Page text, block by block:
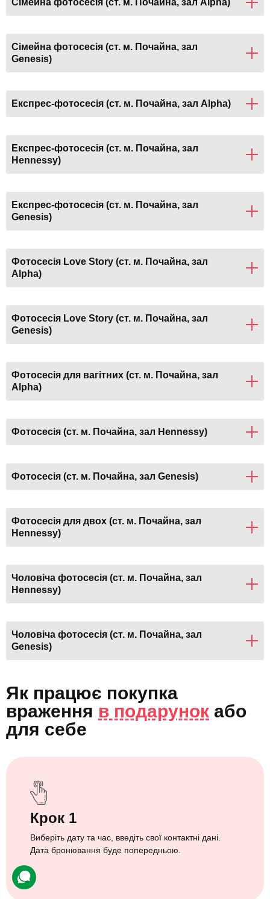
Сімейна фотосесія (ст. м. Почайна, зал
Genesis)
Експрес-фотосесія (ст. м. Почайна, зал Alpha)
Експрес-фотосесія (ст. м. Почайна, зал
Hennessy)
Експрес-фотосесія (ст. м. Почайна, зал
Genesis)
Фотосесія Love Story (ст. м. Почайна, зал
Alpha)
Фотосесія Love Story (ст. м. Почайна, зал
Genesis)
Фотосесія для вагітних (ст. м. Почайна, зал
Alpha)
Фотосесія (ст. м. Почайна, зал Hennessy)
Фотосесія (ст. м. Почайна, зал Genesis)
Фотосесія для двох (ст. м. Почайна, зал
Hennessy)
Чоловіча фотосесія (ст. м. Почайна, зал
Hennessy)
Чоловіча фотосесія (ст. м. Почайна, зал
Genesis)
Як працює покупка
враження в подарунок або
для себе
Крок 1
Виберіть дату та час, введіть свої контактні дані.
Дата бронювання буде попередньою.